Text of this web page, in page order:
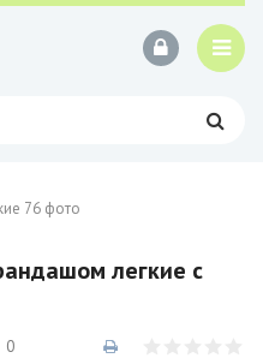
76 фото
легкие с
0